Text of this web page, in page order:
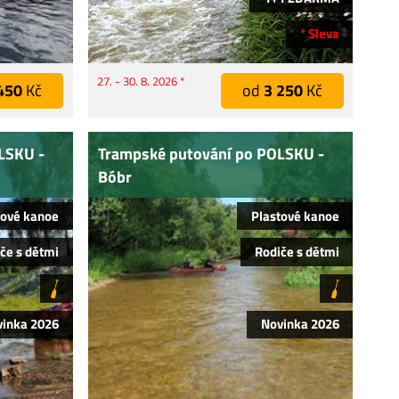
Kč
* Sleva
27. - 30. 8. 2026 * od 3 250Kč
-
kanoe
s dětmi
2026
Trampské putování po POLSKU -
Bóbr
Plastové kanoe
Rodiče s dětmi
Novinka 2026